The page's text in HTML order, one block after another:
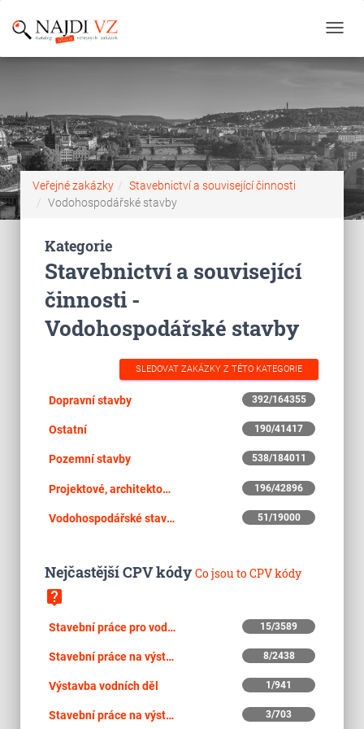
Veřejné zakázky
Stavebnictví a související činnosti
Vodohospodářské stavby
Kategorie
Stavebnictví a související
činnosti -
Vodohospodářské stavby
SLEDOVAT ZAKÁZKY Z TÉTO KATEGORIE
Dopravní stavby 392/164355
Ostatní 190/41417
Pozemní stavby 538/184011
Projektové, architektonické a související činnosti 196/42896
Vodohospodářské stavby 51/19000
Nejčastější CPV kódyCo jsou to CPV kódy
live_help
Stavební práce pro vodovodní a kanalizační potrubí 15/3589
Stavební práce na výstavbě kanalizace 8/2438
Výstavba vodních děl 1/941
Stavební práce na výstavbě kanalizačních sítí 3/703